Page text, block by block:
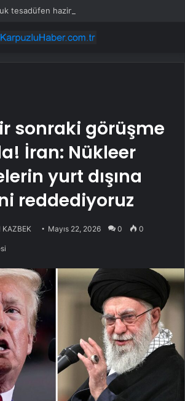
tesadüfen hazine buldu
sonraki görüşme
İran: Nükleer
yurt dışına
reddediyoruz
KAZBEK Mayıs 22, 2026 0 0